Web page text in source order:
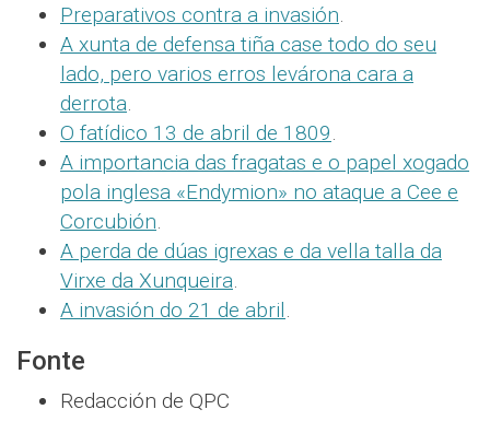
Preparativos contra a invasión.
A xunta de defensa tiña case todo do seu
lado, pero varios erros levárona cara a
derrota.
O fatídico 13 de abril de 1809.
A importancia das fragatas e o papel xogado
pola inglesa «Endymion» no ataque a Cee e
Corcubión.
A perda de dúas igrexas e da vella talla da
Virxe da Xunqueira.
A invasión do 21 de abril.
Fonte
Redacción de QPC